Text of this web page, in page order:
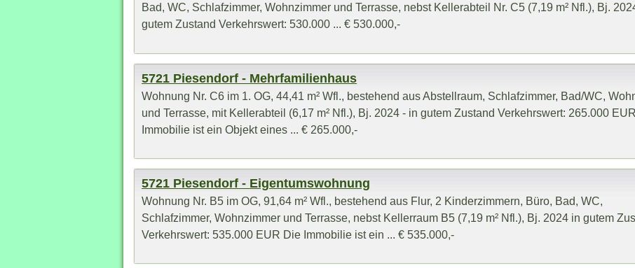
Bad, WC, Schlafzimmer, Wohnzimmer und Terrasse, nebst Kellerabteil Nr. C5 (7,19 m² Nfl.), Bj.
gutem Zustand Verkehrswert: 530.000 ... € 530.000,-
5721 Piesendorf - Mehrfamilienhaus
Wohnung Nr. C6 im 1. OG, 44,41 m² Wfl., bestehend aus Abstellraum, Schlafzimmer, Bad/WC,
und Terrasse, mit Kellerabteil (6,17 m² Nfl.), Bj. 2024 - in gutem Zustand Verkehrswert: 265.000
Immobilie ist ein Objekt eines ... € 265.000,-
5721 Piesendorf - Eigentumswohnung
Wohnung Nr. B5 im OG, 91,64 m² Wfl., bestehend aus Flur, 2 Kinderzimmern, Büro, Bad, WC,
Schlafzimmer, Wohnzimmer und Terrasse, nebst Kellerraum B5 (7,19 m² Nfl.), Bj. 2024 in gutem
Verkehrswert: 535.000 EUR Die Immobilie ist ein ... € 535.000,-